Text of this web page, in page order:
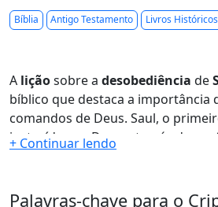
Bíblia Antigo Testamento Livros Históricos
A liçãosobre a desobediência de
bíblico que destaca a importância
comandos de Deus. Saul, o
instruído por Deus, através do
entanto, Saul desobedeceu a
Palavras-chave para o